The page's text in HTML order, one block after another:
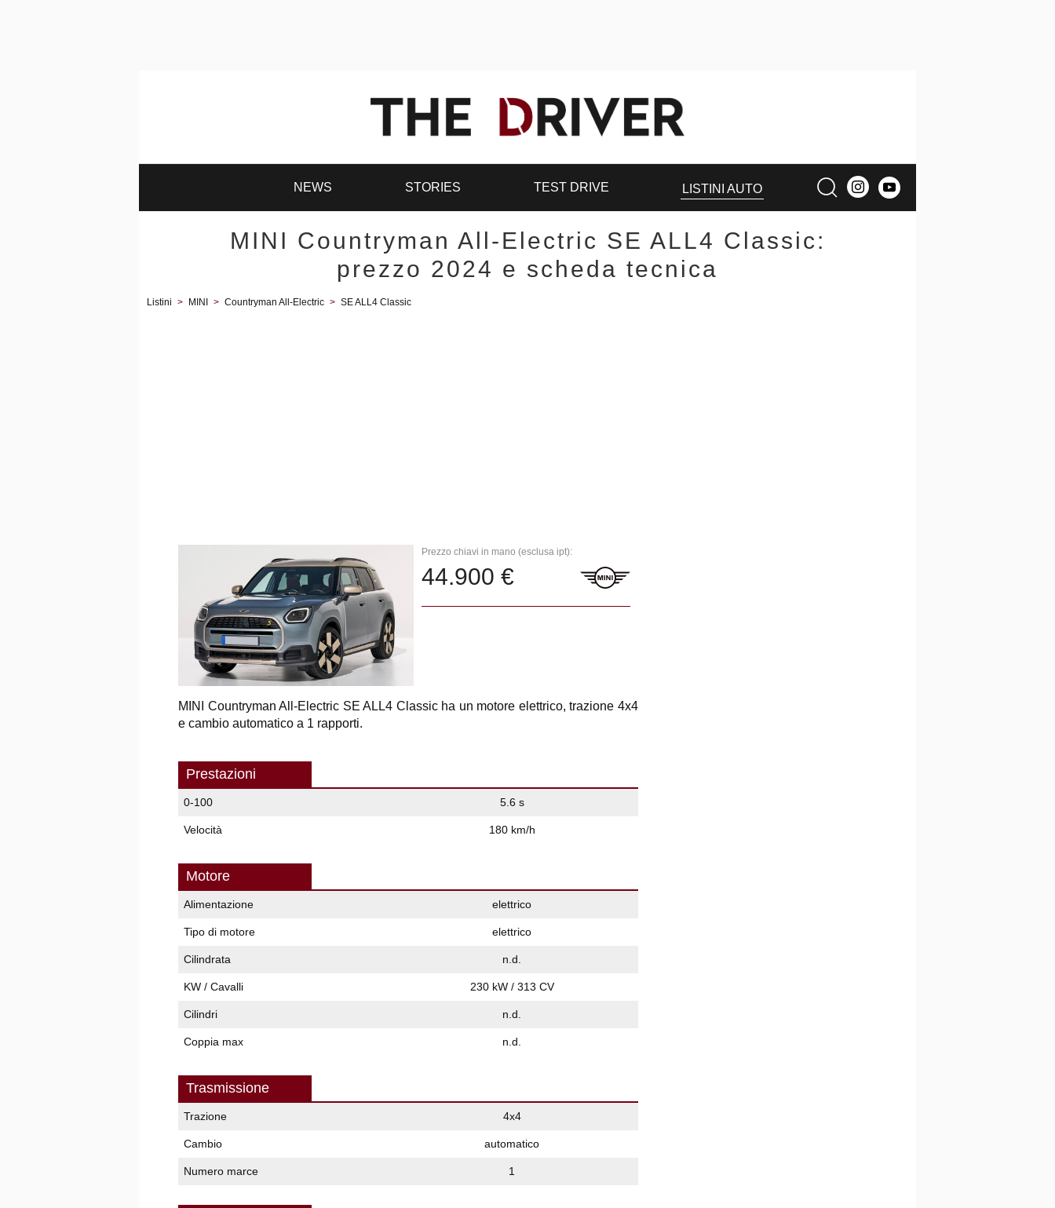
NEWS STORIES TEST DRIVE LISTINI AUTO
MINI Countryman All-Electric SE ALL4 Classic:
prezzo 2024 e scheda tecnica
Listini > MINI > Countryman All-Electric > SE ALL4 Classic
Prezzo chiavi in mano (esclusa ipt):
44.900 €
MINI Countryman All-Electric SE ALL4 Classic ha un motore elettrico, trazione 4x4
e cambio automatico a 1 rapporti.
Prestazioni
0-100 5.6 s
Velocità 180 km/h
Motore
Alimentazione elettrico
Tipo di motore elettrico
Cilindrata n.d.
KW / Cavalli 230 kW / 313 CV
Cilindri n.d.
Coppia max n.d.
Trasmissione
Trazione 4x4
Cambio automatico
Numero marce 1